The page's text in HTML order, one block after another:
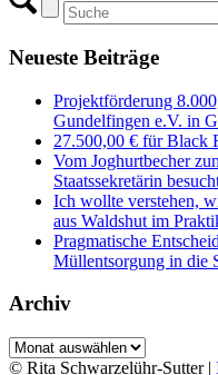
Neueste Beiträge
Projektförderung
Gundelfingen e.V. in
27.500,00 € für Black
Vom Joghurtbecher
Staatssekretärin
Ich wollte verstehen,
aus Waldshut im
Pragmatische
Müllentsorgung in die
Archiv
Archiv
© Rita Schwarzelühr-Sutter |